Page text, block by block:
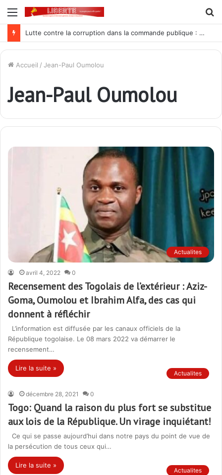
Menu
Lutte contre la corruption dans la commande publique : Qu’est-ce qui explique le silence du parquet général sur les dossiers de l’ARCOP?
Accueil / Jean-Paul Oumolou
Jean-Paul Oumolou
Actualites
avril 4, 2022 0
Recensement des Togolais de l’extérieur : Aziz-
Goma, Oumolou et Ibrahim Alfa, des cas qui
donnent à réfléchir
L’information est diffusée par les canaux officiels de la
République togolaise. Le 08 mars 2022 va démarrer le
recensement…
Lire la suite »
Actualites
décembre 28, 2021 0
Togo: Quand la raison du plus fort se substitue
aux lois de la République. Un virage inquiétant!
Ce qui se passe aujourd’hui dans notre pays du point de vue de
la persécution de tous ceux qui…
Lire la suite »
Actualites